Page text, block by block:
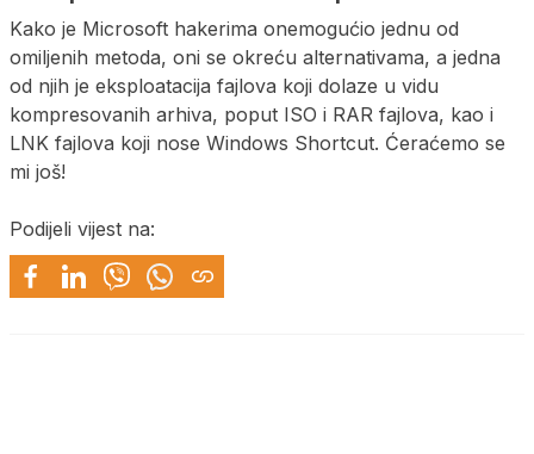
Kako je Microsoft hakerima onemogućio jednu od
omiljenih metoda, oni se okreću alternativama, a jedna
od njih je eksploatacija fajlova koji dolaze u vidu
kompresovanih arhiva, poput ISO i RAR fajlova, kao i
LNK fajlova koji nose Windows Shortcut. Ćeraćemo se
mi još!
Podijeli vijest na: